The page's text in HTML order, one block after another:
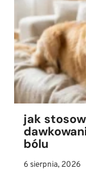
jak
bólu
6 sierpnia, 2026